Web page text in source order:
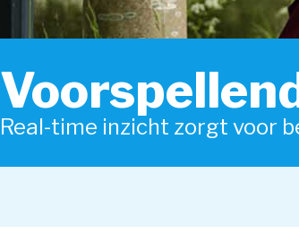
Real-time inzicht zorgt voor